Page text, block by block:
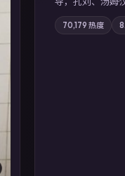
边境小镇的平静
质；站内亦可通
70,179 热度